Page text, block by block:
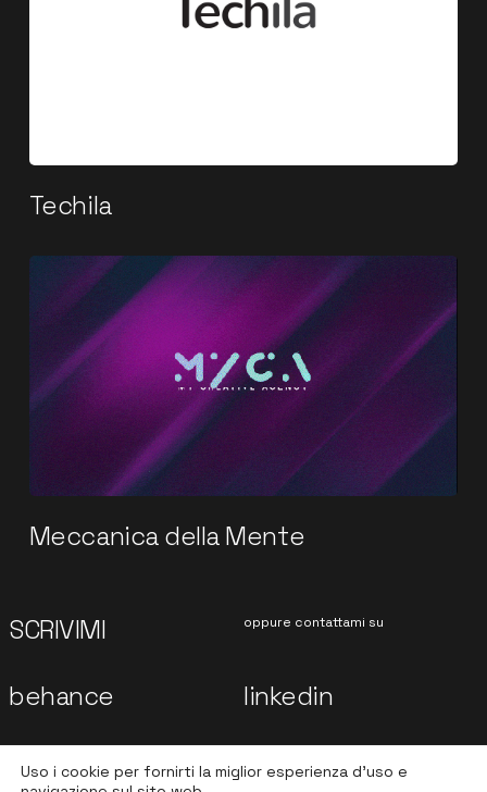
Techila
Meccanica della Mente
SCRIVIMI oppure contattami su
behance linkedin
dribble instagram
Uso i cookie per fornirti la miglior esperienza d'uso e